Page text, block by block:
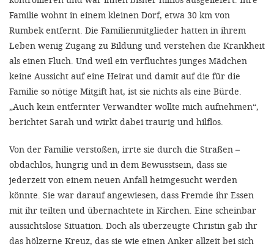
Familie wohnt in einem kleinen Dorf, etwa 30 km von
Rumbek entfernt. Die Familienmitglieder hatten in ihrem
Leben wenig Zugang zu Bildung und verstehen die Krankheit
als einen Fluch. Und weil ein verfluchtes junges Mädchen
keine Aussicht auf eine Heirat und damit auf die für die
Familie so nötige Mitgift hat, ist sie nichts als eine Bürde.
„Auch kein entfernter Verwandter wollte mich aufnehmen“,
berichtet Sarah und wirkt dabei traurig und hilflos.
Von der Familie verstoßen, irrte sie durch die Straßen –
obdachlos, hungrig und in dem Bewusstsein, dass sie
jederzeit von einem neuen Anfall heimgesucht werden
könnte. Sie war darauf angewiesen, dass Fremde ihr Essen
mit ihr teilten und übernachtete in Kirchen. Eine scheinbar
aussichtslose Situation. Doch als überzeugte Christin gab ihr
das hölzerne Kreuz, das sie wie einen Anker allzeit bei sich